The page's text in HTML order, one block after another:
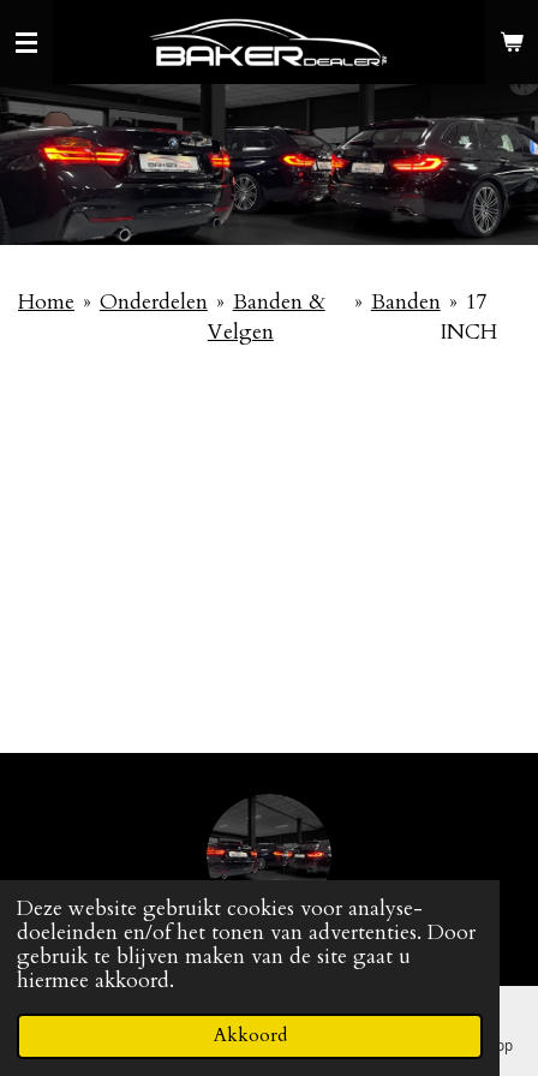
Deze website gebruikt cookies voor analyse-
doeleinden en/of het tonen van advertenties. Door
gebruik te blijven maken van de site gaat u
hiermee akkoord.
Akkoord
direct
de
hoofdinhoud
Home » Onderdelen » Banden &
Velgen
» Banden » 17
INCH
© 2015 - 2026Baker-Dealer.nl
Telefoonnummer Kaart WhatsApp